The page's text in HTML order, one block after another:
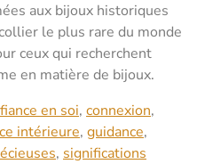
aux bijoux historiques
le plus rare du monde
ceux qui recherchent
en matière de bijoux.
en soi, connexion,
intérieure, guidance,
, significations